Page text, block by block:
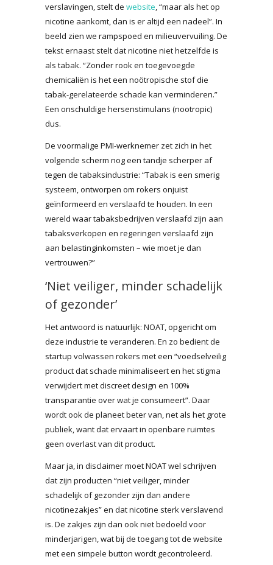
verslavingen, stelt de website, “maar als het op
nicotine aankomt, dan is er altijd een nadeel”. In
beeld zien we rampspoed en milieuvervuiling. De
tekst ernaast stelt dat nicotine niet hetzelfde is
als tabak. “Zonder rook en toegevoegde
chemicaliën is het een noötropische stof die
tabak-gerelateerde schade kan verminderen.”
Een onschuldige hersenstimulans (nootropic)
dus.
De voormalige PMI-werknemer zet zich in het
volgende scherm nog een tandje scherper af
tegen de tabaksindustrie: “Tabak is een smerig
systeem, ontworpen om rokers onjuist
geïnformeerd en verslaafd te houden. In een
wereld waar tabaksbedrijven verslaafd zijn aan
tabaksverkopen en regeringen verslaafd zijn
aan belastinginkomsten – wie moet je dan
vertrouwen?”
‘Niet veiliger, minder schadelijk
of gezonder’
Het antwoord is natuurlijk: NOAT, opgericht om
deze industrie te veranderen. En zo bedient de
startup volwassen rokers met een “voedselveilig
product dat schade minimaliseert en het stigma
verwijdert met discreet design en 100%
transparantie over wat je consumeert”. Daar
wordt ook de planeet beter van, net als het grote
publiek, want dat ervaart in openbare ruimtes
geen overlast van dit product.
Maar ja, in disclaimer moet NOAT wel schrijven
dat zijn producten “niet veiliger, minder
schadelijk of gezonder zijn dan andere
nicotinezakjes” en dat nicotine sterk verslavend
is. De zakjes zijn dan ook niet bedoeld voor
minderjarigen, wat bij de toegang tot de website
met een simpele button wordt gecontroleerd.